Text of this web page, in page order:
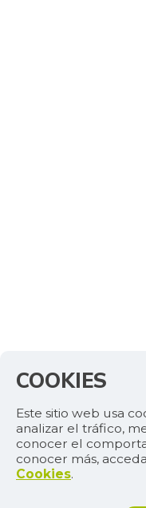
COOKIES
Este sitio web usa
analizar el tráfico,
conocer el
conocer más,
Cookies.